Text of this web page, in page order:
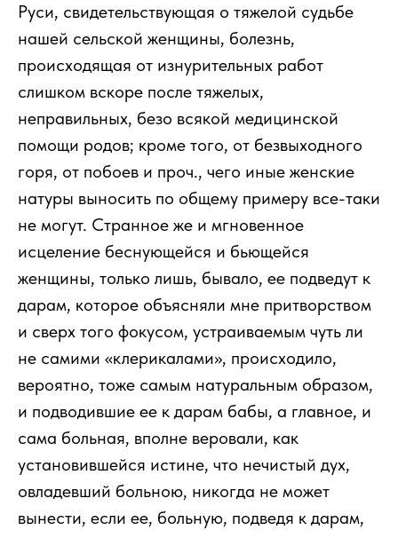
Руси, свидетельствующая о тяжелой судьбе
нашей сельской женщины, болезнь,
происходящая от изнурительных работ
слишком вскоре после тяжелых,
неправильных, безо всякой медицинской
помощи родов; кроме того, от безвыходного
горя, от побоев и проч., чего иные женские
натуры выносить по общему примеру все-таки
не могут. Странное же и мгновенное
исцеление беснующейся и бьющейся
женщины, только лишь, бывало, ее подведут к
дарам, которое объясняли мне притворством
и сверх того фокусом, устраиваемым чуть ли
не самими «клерикалами», происходило,
вероятно, тоже самым натуральным образом,
и подводившие ее к дарам бабы, а главное, и
сама больная, вполне веровали, как
установившейся истине, что нечистый дух,
овладевший больною, никогда не может
вынести, если ее, больную, подведя к дарам,